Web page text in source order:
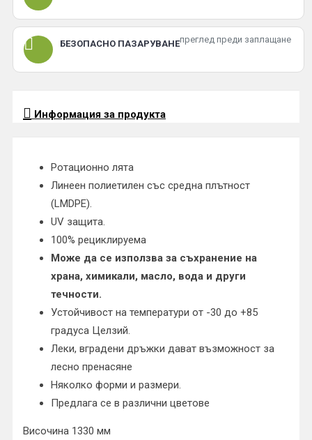
БЕЗОПАСНО ПАЗАРУВАНЕпреглед преди заплащане
Информация за продукта
Ротационно лята
Линеен полиетилен със средна плътност
(LMDPE).
UV защита.
100% рециклируема
Може да се използва за съхранение на
храна, химикали, масло, вода и други
течности.
Устойчивост на температури от -30 до +85
градуса Целзий.
Леки, вградени дръжки дават възможност за
лесно пренасяне
Няколко форми и размери.
Предлага се в различни цветове
Височина 1330 мм